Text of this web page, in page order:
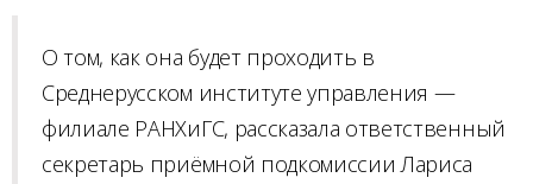
О том, как она будет проходить в
Среднерусском институте управления —
филиале РАНХиГС, рассказала ответственный
секретарь приёмной подкомиссии Лариса